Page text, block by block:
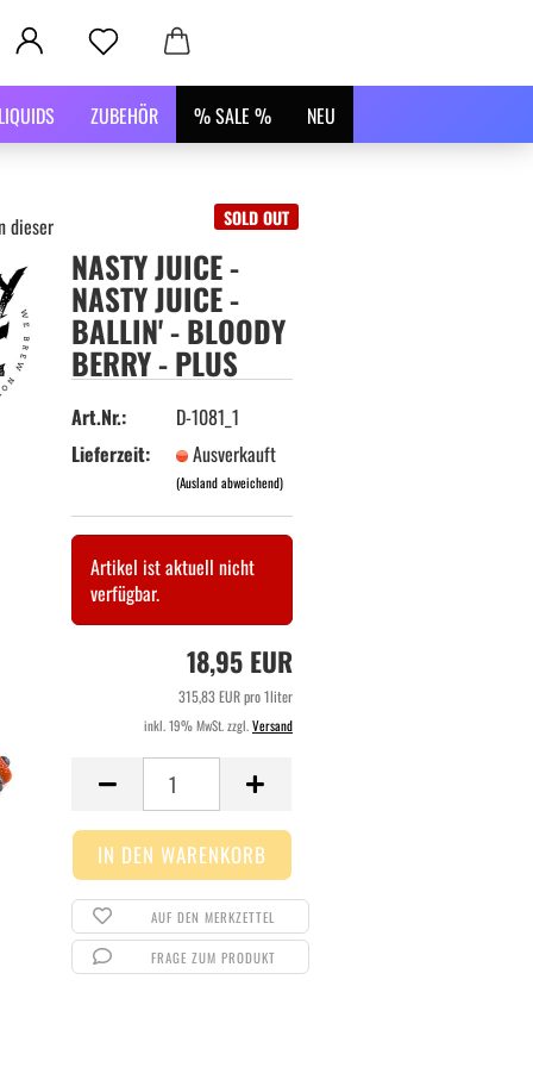
LIQUIDS ZUBEHÖR % SALE % NEU
Kategorie SOLD OUT
NASTY JUICE -
NASTY JUICE -
BALLIN' - BLOODY
BERRY - PLUS
Art.Nr.:
D-1081_1
Lieferzeit:
Ausverkauft
(Ausland abweichend)
Artikel ist aktuell nicht
verfügbar.
18,95 EUR
315,83 EUR pro 1liter
inkl. 19% MwSt. zzgl.Versand
AUF DEN MERKZETTEL
FRAGE ZUM PRODUKT